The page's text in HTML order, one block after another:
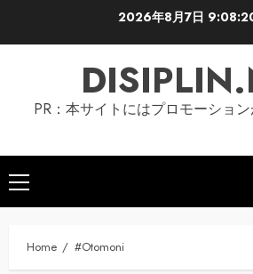
2026年8月7日
PR：本サイトにはプロモーショ
Primary
Menu
Home #Otomoni